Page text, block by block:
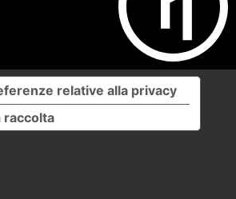
raccolta
relative alla privacy